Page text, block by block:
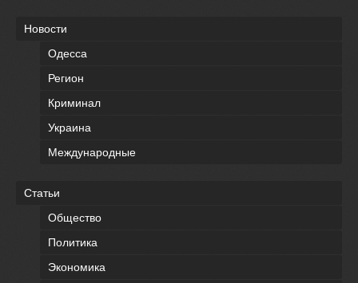
Новости
Одесса
Регион
Криминал
Украина
Международные
Статьи
Общество
Политика
Экономика